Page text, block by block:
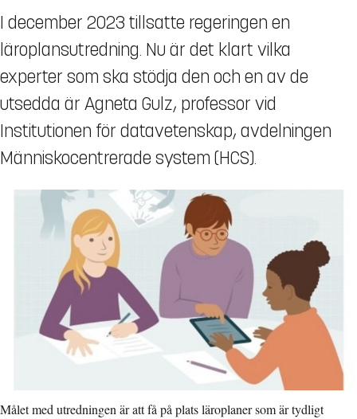
I december 2023 tillsatte regeringen en
läroplansutredning. Nu är det klart vilka
experter som ska stödja den och en av de
utsedda är Agneta Gulz, professor vid
Institutionen för datavetenskap, avdelningen
Människocentrerade system (HCS).
Målet med utredningen är att få på plats läroplaner som är tydligt